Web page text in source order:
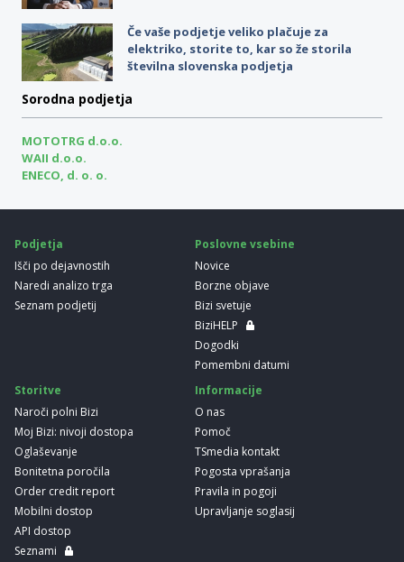
Če vaše podjetje veliko plačuje za
elektriko, storite to, kar so že storila
številna slovenska podjetja
Sorodna podjetja
MOTOTRG d.o.o.
WAII d.o.o.
ENECO, d. o. o.
Podjetja
Išči po dejavnostih
Naredi analizo trga
Seznam podjetij
Poslovne vsebine
Novice
Borzne objave
Bizi svetuje
BiziHELP
Dogodki
Pomembni datumi
Storitve
Naroči polni Bizi
Moj Bizi: nivoji dostopa
Oglaševanje
Bonitetna poročila
Order credit report
Mobilni dostop
API dostop
Seznami
Informacije
O nas
Pomoč
TSmedia kontakt
Pogosta vprašanja
Pravila in pogoji
Upravljanje soglasij